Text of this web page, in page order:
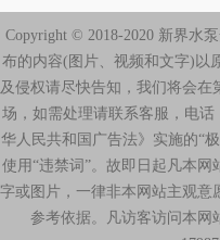
Copyright © 2018-2020 新界水
布的内容(图片、视频和文字)以
及侵权请尽快告知，我们将会
场，如需处理请联系客服，电话
华人民共和国广告法》实施的“
使用“违禁词”。故即日起凡本网
字或图片，一律非本网站主观意
参考依据。凡访客访问本网